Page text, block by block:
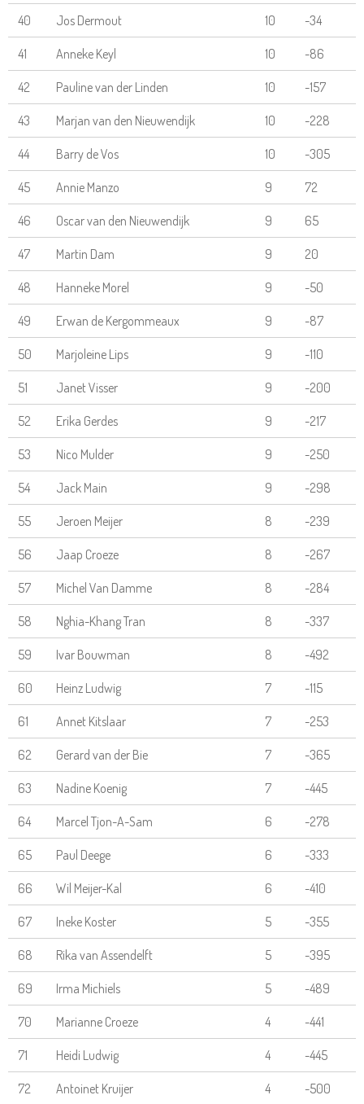
40 Jos Dermout 10 -34
41 Anneke Keyl 10 -86
42 Pauline van der Linden 10 -157
43 Marjan van den Nieuwendijk 10 -228
44 Barry de Vos 10 -305
45 Annie Manzo 9 72
46 Oscar van den Nieuwendijk 9 65
47 Martin Dam 9 20
48 Hanneke Morel 9 -50
49 Erwan de Kergommeaux 9 -87
50 Marjoleine Lips 9 -110
51 Janet Visser 9 -200
52 Erika Gerdes 9 -217
53 Nico Mulder 9 -250
54 Jack Main 9 -298
55 Jeroen Meijer 8 -239
56 Jaap Croeze 8 -267
57 Michel Van Damme 8 -284
58 Nghia-Khang Tran 8 -337
59 Ivar Bouwman 8 -492
60 Heinz Ludwig 7 -115
61 Annet Kitslaar 7 -253
62 Gerard van der Bie 7 -365
63 Nadine Koenig 7 -445
64 Marcel Tjon-A-Sam 6 -278
65 Paul Deege 6 -333
66 Wil Meijer-Kal 6 -410
67 Ineke Koster 5 -355
68 Rika van Assendelft 5 -395
69 Irma Michiels 5 -489
70 Marianne Croeze 4 -441
71 Heidi Ludwig 4 -445
72 Antoinet Kruijer 4 -500